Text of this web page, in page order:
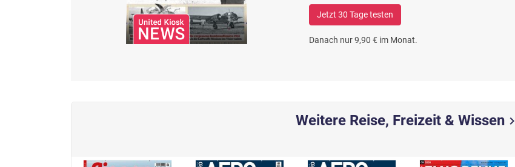
Jetzt 30 Tage testen
Danach nur 9,90 € im Monat.
Weitere Reise, Freizeit & Wissenchevron_right